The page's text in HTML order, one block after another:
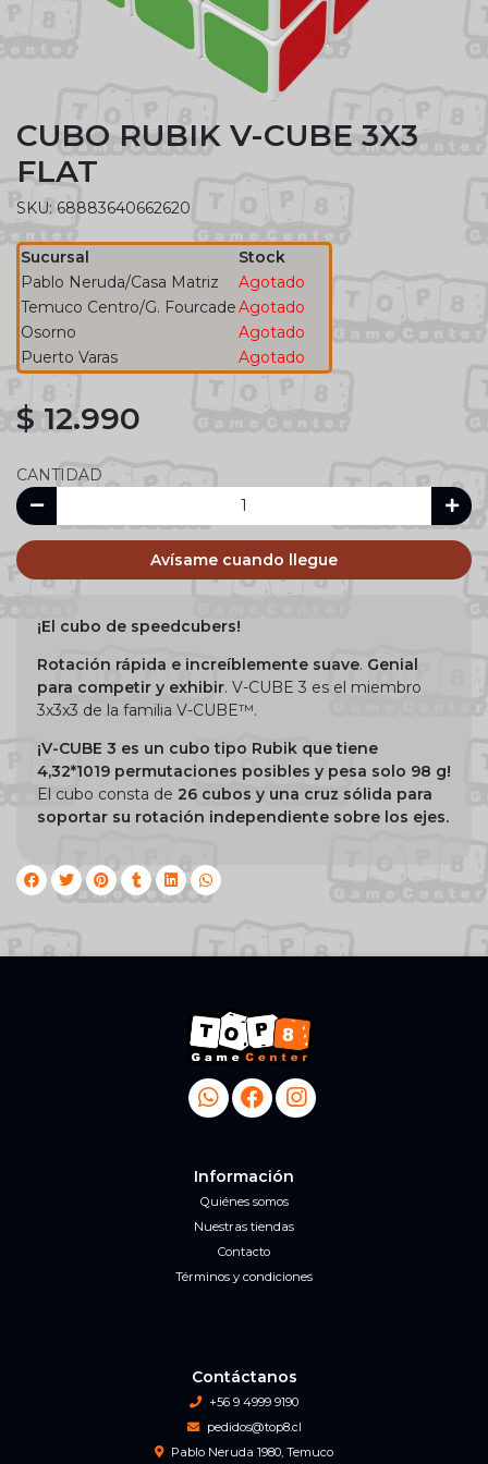
CUBO RUBIK V-CUBE 3X3
FLAT
SKU: 68883640662620
Sucursal
Stock
Pablo Neruda/Casa Matriz
Agotado
Temuco Centro/G. FourcadeAgotado
Osorno
Agotado
Puerto Varas
Agotado
$ 12.990
CANTIDAD
Avísame cuando llegue
¡El cubo de speedcubers!
Rotación rápida e increíblemente suave. Genial
para competir y exhibir. V-CUBE 3 es el miembro
3x3x3 de la familia V-CUBE™.
¡V-CUBE 3 es un cubo tipo Rubik que tiene
4,32*1019 permutaciones posibles y pesa solo 98 g!
El cubo consta de 26 cubos y una cruz sólida para
soportar su rotación independiente sobre los ejes.
Información
Quiénes somos
Nuestras tiendas
Contacto
Términos y condiciones
Contáctanos
+56 9 4999 9190
pedidos@top8.cl
Pablo Neruda 1980, Temuco